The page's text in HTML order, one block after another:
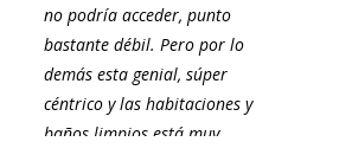
no podría acceder, punto
bastante débil. Pero por lo
demás esta genial, súper
céntrico y las habitaciones y
baños limpios está muy